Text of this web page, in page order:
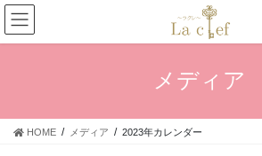
コ
ン
テ
ス
ナ
ビ
ゲ
ン
メディア
HOME メディア 2023年カレンダー